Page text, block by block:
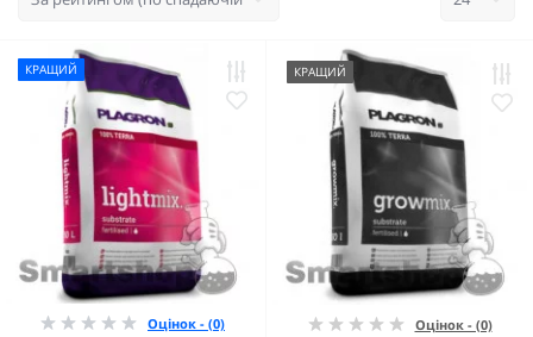
КРАЩИЙ
Оцінок - (0)
КРАЩИЙ
Оцінок - (0)